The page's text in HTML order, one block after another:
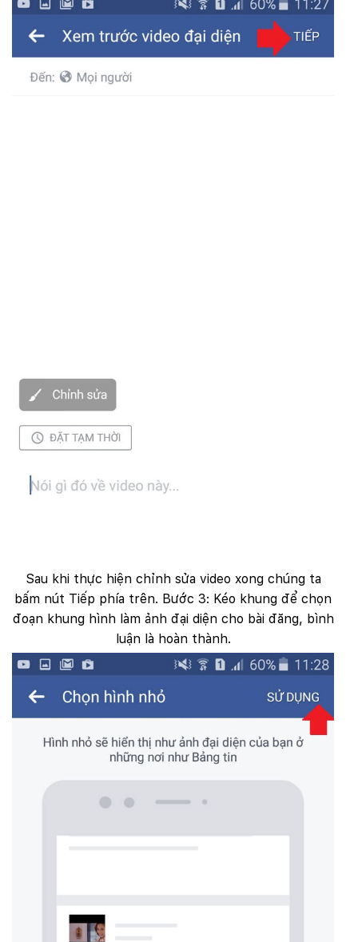
Sau khi thực hiện chỉnh sửa video xong chúng ta
bấm nút Tiếp phía trên. Bước 3: Kéo khung để chọn
đoạn khung hình làm ảnh đại diện cho bài đăng, bình
luận là hoàn thành.